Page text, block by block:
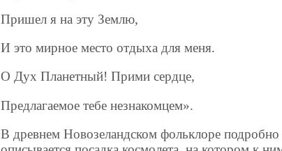
Пришел я на эту Землю,
И это мирное место отдыха для меня.
О Дух Планетный! Прими сердце,
Предлагаемое тебе незнакомцем».
В древнем Новозеландском фольклоре